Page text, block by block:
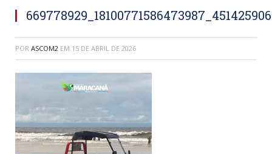
POR ASCOM2 EM 15 DE ABRIL DE 2026